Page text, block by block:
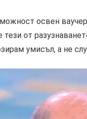
освен
от
умисъл, а не